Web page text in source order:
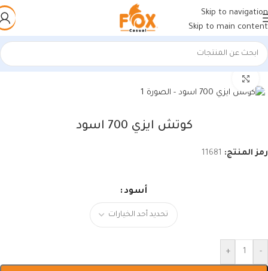
Skip to navigation
Skip to main content
الرئيسية/كل المنتجات
كوتش ايزي 700 اسود
رمز المنتج: 11681
أسود
-
+